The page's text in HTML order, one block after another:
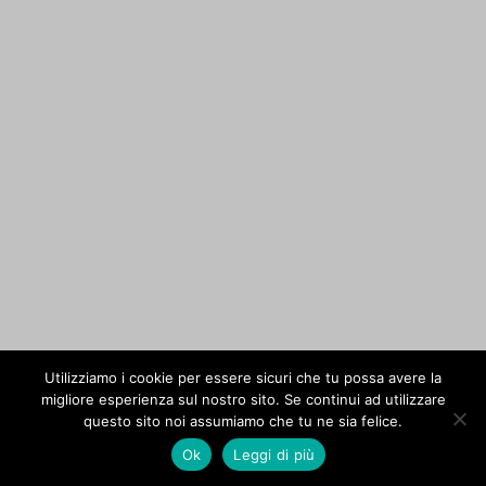
Utilizziamo i cookie per essere sicuri che tu possa avere la
migliore esperienza sul nostro sito. Se continui ad utilizzare
questo sito noi assumiamo che tu ne sia felice.
Ok
Leggi di più